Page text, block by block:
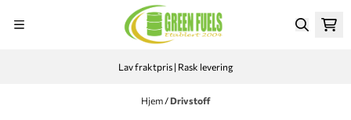
Lav fraktpris | Rask levering
Hjem /Drivstoff